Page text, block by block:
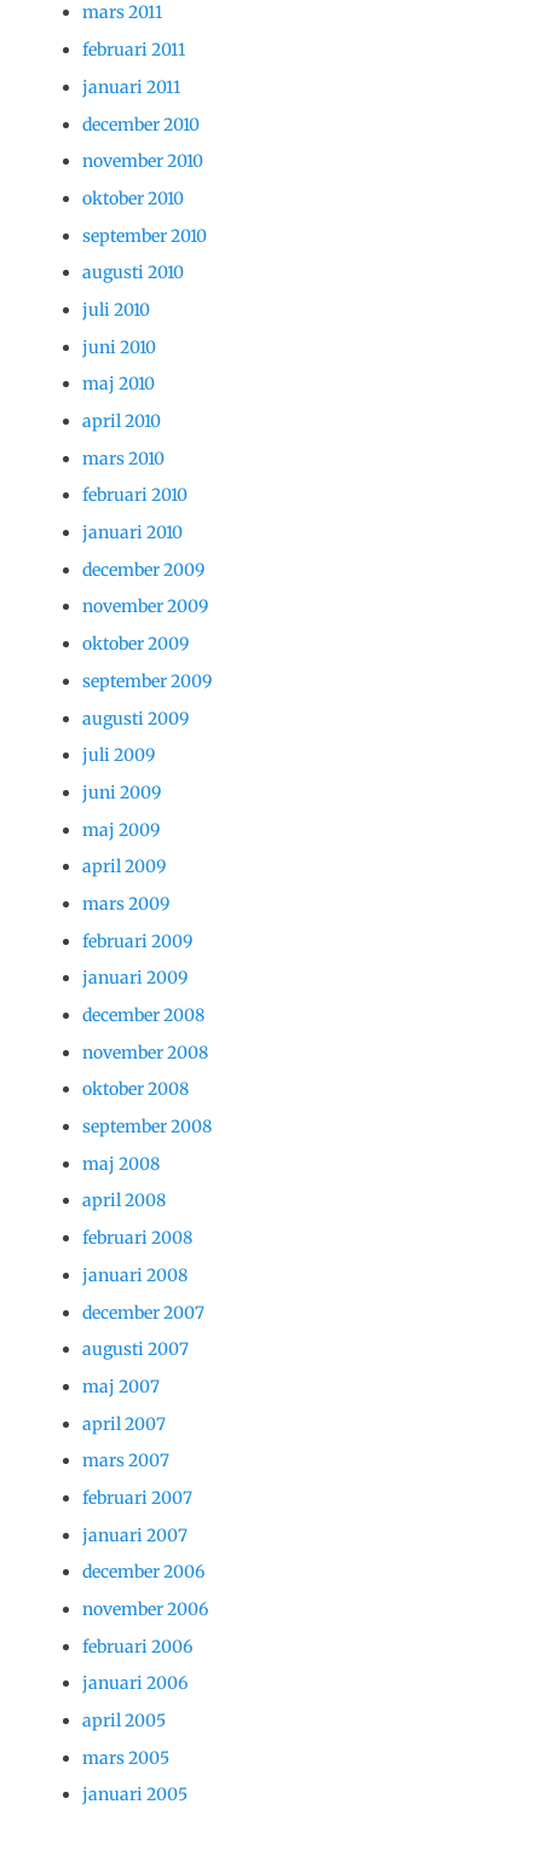
mars 2011
februari 2011
januari 2011
december 2010
november 2010
oktober 2010
september 2010
augusti 2010
juli 2010
juni 2010
maj 2010
april 2010
mars 2010
februari 2010
januari 2010
december 2009
november 2009
oktober 2009
september 2009
augusti 2009
juli 2009
juni 2009
maj 2009
april 2009
mars 2009
februari 2009
januari 2009
december 2008
november 2008
oktober 2008
september 2008
maj 2008
april 2008
februari 2008
januari 2008
december 2007
augusti 2007
maj 2007
april 2007
mars 2007
februari 2007
januari 2007
december 2006
november 2006
februari 2006
januari 2006
april 2005
mars 2005
januari 2005